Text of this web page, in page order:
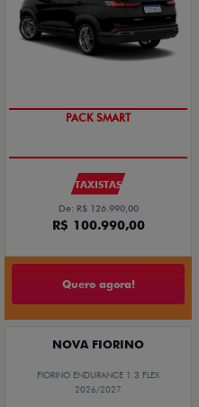
PACK SMART
TAXISTAS
De: R$ 126.990,00
R$ 100.990,00
Quero agora!
NOVA FIORINO
FIORINO ENDURANCE 1.3 FLEX
2026/2027